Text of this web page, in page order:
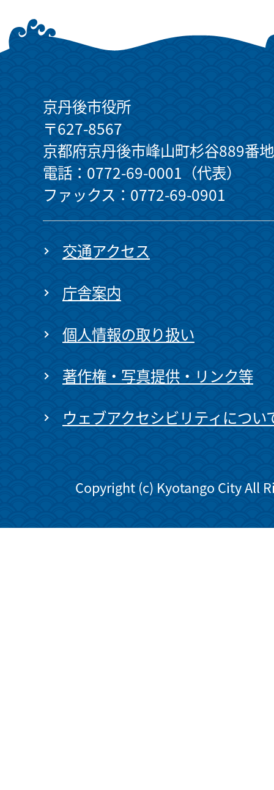
京丹後市役所
〒627-8567
京都府京丹後市峰山町杉谷889番地
電話：0772-69-0001（代表）
ファックス：0772-69-0901
交通アクセス
庁舎案内
個人情報の取り扱い
著作権・写真提供・リンク等
ウェブアクセシビリティについ
Copyright (c) Kyotango City All